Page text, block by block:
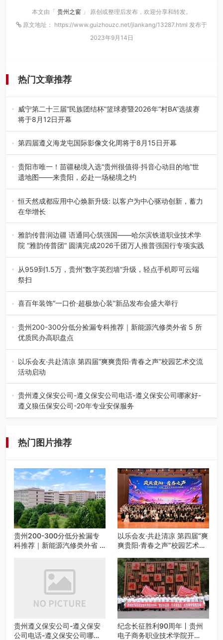
本文由「 贵州之窗 」 原创或整理后发布，欢迎分享和转发。
原文地址： https://www.guizhouzc.net/jiankang/13287.html 发布于
2023年9月14日
热门文章推荐
威宁第二十三届“民族团结杯”篮球赛暨2026年“村BA”选拔赛
将于8月12日开幕
8月7日，威宁彝族回族苗族自治县第二十三届“民族团结
杯”篮球赛暨2026年“村B…
第四届遵义海龙屯国际影像文化周将于8月15日开幕
8月7日，第四届遵义海龙屯国际影像文化周媒体通气会在世
界文化遗产地海龙屯核心景区…
贵阳市唯一！苗疆秘境入选“贵州很值得·抖音心动目的地”世
遗地图——来贵阳，必赴一场秘境之约
2026年7月21日，2026年“贵州很值得”暨抖音“心动目的
地”（贵州站）主题…
恒天然成都应用中心焕新升级: 以客户为中心驱动创新，蓄力
在华增长
融合全球研发实力与本土洞察，深化客户共创，赋能西南市
场创新发展 （7月27日，成…
雅韵传普润边疆 语通同心筑强国——哈尔滨铁道职业技术学
院 “雅韵传普团” 圆满完成2026千团万人推普强国行专项实践
为扎实推进2026“千团万人推普强国行”大学生暑期社会实
践，牢牢紧扣 “雅韵传普…
从959到1.5万，贵州“数字英烈墙”升级，轻点手机即可云端
祭扫
八一建军节到来之际，由贵州省退役军人事务厅指导，贵阳
市退役军人事务局联合贵州广电…
喜百年装饰“一口价·超极放心装”新品发布会盛大举行
2026年7月31日，喜百年装饰“一口价·超极放心装”新品发布
会在贵阳隆重举行。…
贵州200-300分低分捡漏专科推荐｜新能源汽修类外省 5 所
优质民办高职盘点
在贵州省高考志愿填报体系中，200至300分数段考生可选择
的省内工科、新能源汽车…
以乐会友·共赴清凉 第四届“爽爽贵阳·青春之声”校园艺术交流
活动启动
七月的贵阳，清风送爽，第四届“爽爽贵阳·青春之声”校园管
弦乐（合唱）艺术交流活动…
贵州遵义保安公司-遵义保安公司电话-遵义保安公司哪家好-
遵义狼伍保安公司-20年专业安保服务
热门图片推荐
贵州200-300分低分捡漏专
科推荐｜新能源汽修类外省 5
以乐会友·共赴清凉 第四届“爽
爽贵阳·青春之声”校园艺术交
贵州遵义保安公司-遵义保安
公司电话-遵义保安公司哪家
纪念长征胜利90周年丨贵州
电子商务职业技术学院开